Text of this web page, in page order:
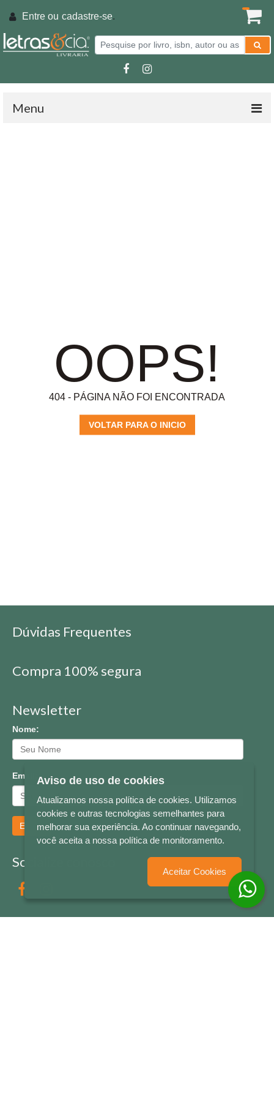
Entre ou cadastre-se.
Menu
OOPS!
404 - PÁGINA NÃO FOI ENCONTRADA
VOLTAR PARA O INICIO
Dúvidas Frequentes
Compra 100% segura
Newsletter
Nome:
Email:
Enviar
Socialize conosco
Aviso de uso de cookies
Atualizamos nossa política de cookies. Utilizamos
cookies e outras tecnologias semelhantes para
melhorar sua experiência. Ao continuar navegando,
você aceita a nossa política de monitoramento.
Aceitar Cookies